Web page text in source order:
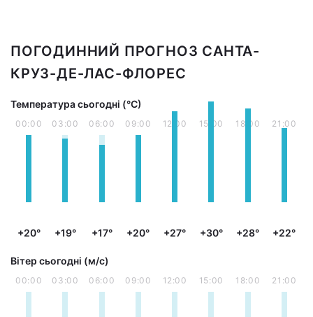
ПОГОДИННИЙ ПРОГНОЗ САНТА-
КРУЗ-ДЕ-ЛАС-ФЛОРЕС
Температура сьогодні (°С)
00:00
+20°
03:00
+19°
06:00
+17°
09:00
+20°
12:00
+27°
15:00
+30°
18:00
+28°
21:00
+22°
Вітер сьогодні (м/с)
00:00 03:00 06:00 09:00 12:00 15:00 18:00 21:00